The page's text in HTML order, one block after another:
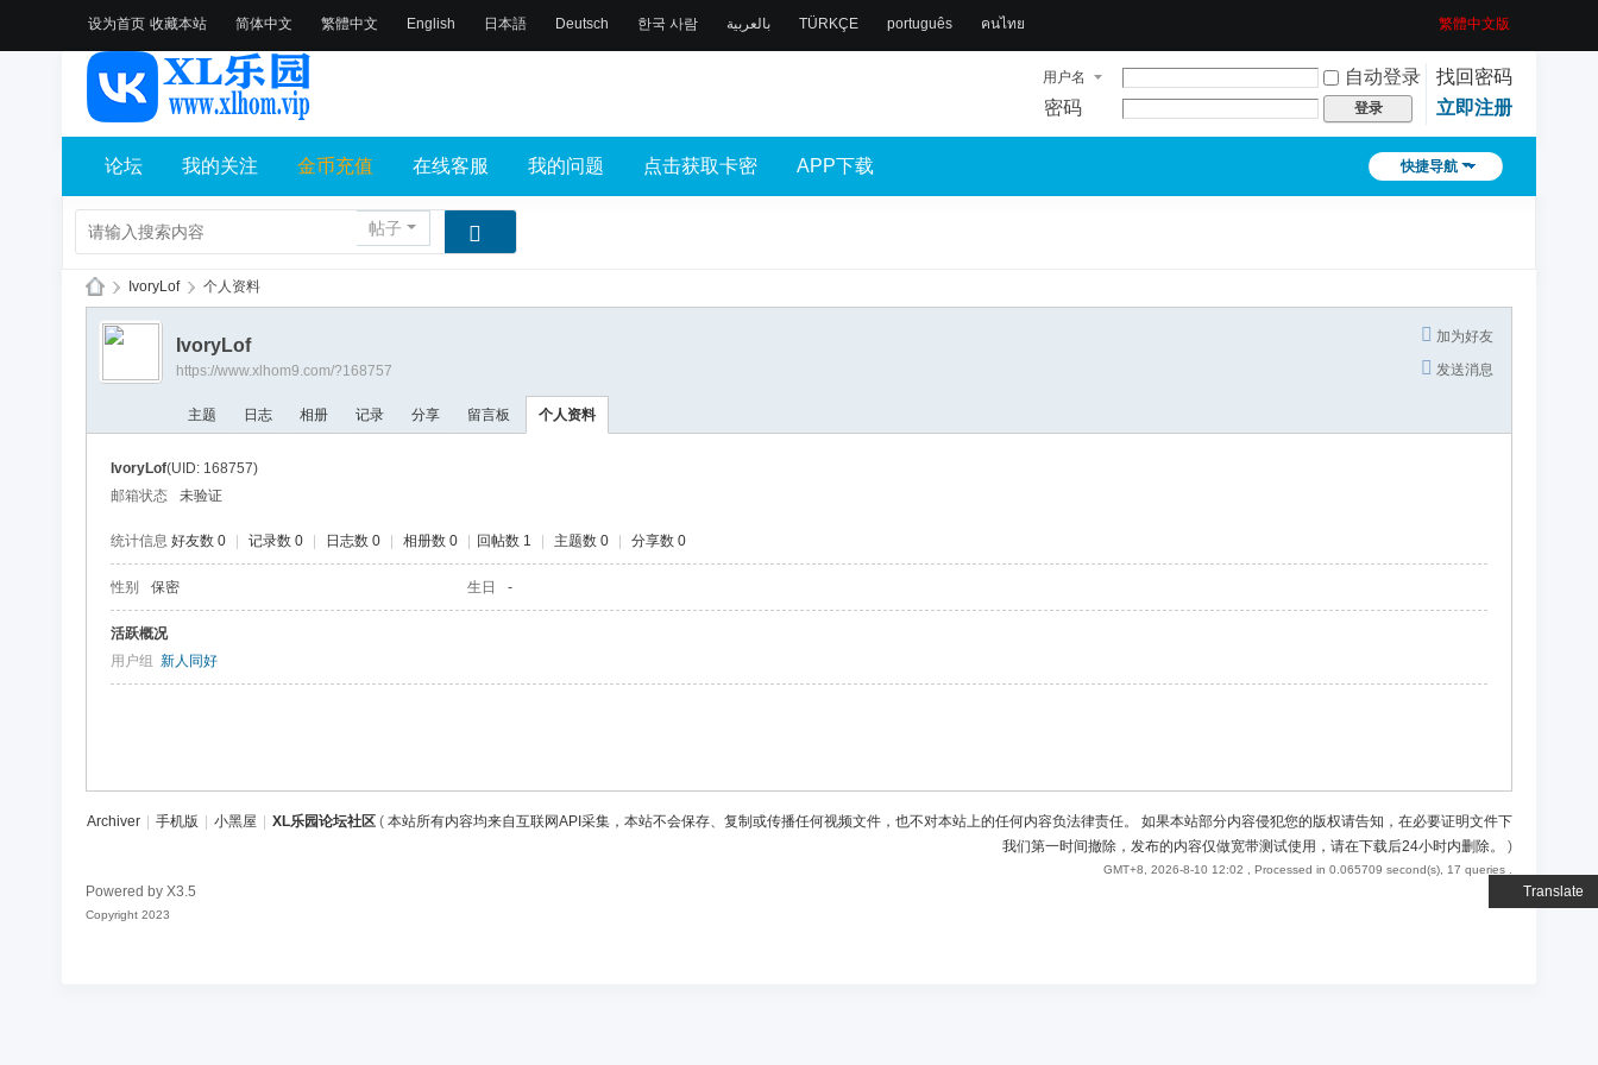
设为首页 收藏本站
Translate
简体中文 繁體中文 English 日本語 Deutsch 한국 사람 بالعربية TÜRKÇE português คนไทย 繁體中文版
用户名 自动登录
找回密码
密码
登录 立即注册
快捷导航
论坛 我的关注 金币充值 在线客服 我的问题 点击获取卡密 APP下载
帖子
X
乐
› IvoryLof › 个人资料
加为好友
发送消息
IvoryLof
https://www.xlhom9.com/?168757
主题 日志 相册 记录 分享 留言板 个人资料
IvoryLof(UID: 168757)
邮箱状态
未验证
统计信息 好友数 0 记录数 0 日志数 0 相册数 0 回帖数 1 主题数 0 分享数 0
性别 保密 生日 -
活跃概况
用户组 新人同好
Archiver 手机版 小黑屋 XL乐园论坛社区 ( 本站所有内容均来自互联网API采集，本站不会保存、复制或传播任何视频文件，也不对本站上的任何内容负法律责任。 如果本站部分内容侵犯您的版权请告知，在必要证明文件下
我们第一时间撤除，发布的内容仅做宽带测试使用，请在下载后24小时内删除。
)
GMT+8, 2026-8-10 12:02 , Processed in 0.065709 second(s), 17 queries .
Powered by X3.5
Copyright 2023